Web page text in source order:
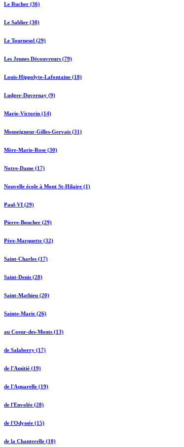
Le Rucher (36)
Le Sablier (30)
Le Tournesol (29)
Les Jeunes Découvreurs (79)
Louis-Hippolyte-Lafontaine (18)
Ludger-Duvernay (9)
Marie-Victorin (14)
Monseigneur-Gilles-Gervais (31)
Mère-Marie-Rose (30)
Notre-Dame (17)
Nouvelle école à Mont St-Hilaire (1)
Paul-VI (29)
Pierre-Boucher (29)
Père-Marquette (32)
Saint-Charles (17)
Saint-Denis (28)
Saint-Mathieu (20)
Sainte-Marie (26)
au Coeur-des-Monts (13)
de Salaberry (17)
de l'Amitié (19)
de l'Aquarelle (19)
de l'Envolée (28)
de l'Odyssée (15)
de la Chanterelle (10)